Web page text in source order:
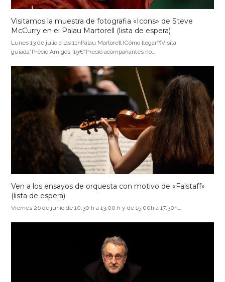
Visitamos la muestra de fotografia «Icons» de Steve
McCurry en el Palau Martorell (lista de espera)
Lunes 13 de julio a las 11hPalau Martorell (Cómo llegar?)Visita
guiada*Precio Amigos: 19€*Precio acompañantes no…
Ven a los ensayos de orquesta con motivo de «Falstaff»
(lista de espera)
Viernes 26 de junio de 10:30 h a 13:00 h y de 15:00h a 17:30h…